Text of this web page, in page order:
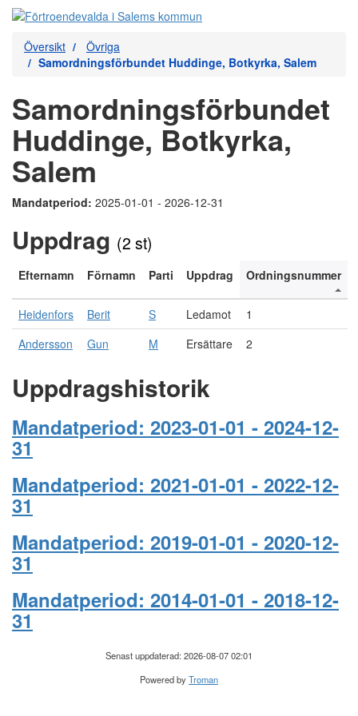
Översikt
Övriga
Samordningsförbundet Huddinge, Botkyrka, Salem
Samordningsförbundet
Huddinge, Botkyrka,
Salem
Mandatperiod: 2025-01-01 - 2026-12-31
Uppdrag (2 st)
Efternamn Förnamn Parti Uppdrag Ordningsnummer
Heidenfors Berit S Ledamot
1
Andersson
Gun M Ersättare 2
Uppdragshistorik
Mandatperiod: 2023-01-01 - 2024-12-
31
Mandatperiod: 2021-01-01 - 2022-12-
31
Mandatperiod: 2019-01-01 - 2020-12-
31
Mandatperiod: 2014-01-01 - 2018-12-
31
Senast uppdaterad: 2026-08-07 02:01
Powered byTroman